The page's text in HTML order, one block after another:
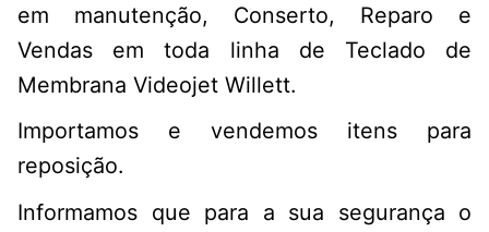
em manutenção, Conserto, Reparo e
Vendas em toda linha de Teclado de
Membrana Videojet Willett.
Importamos e vendemos itens para
reposição.
Informamos que para a sua segurança o